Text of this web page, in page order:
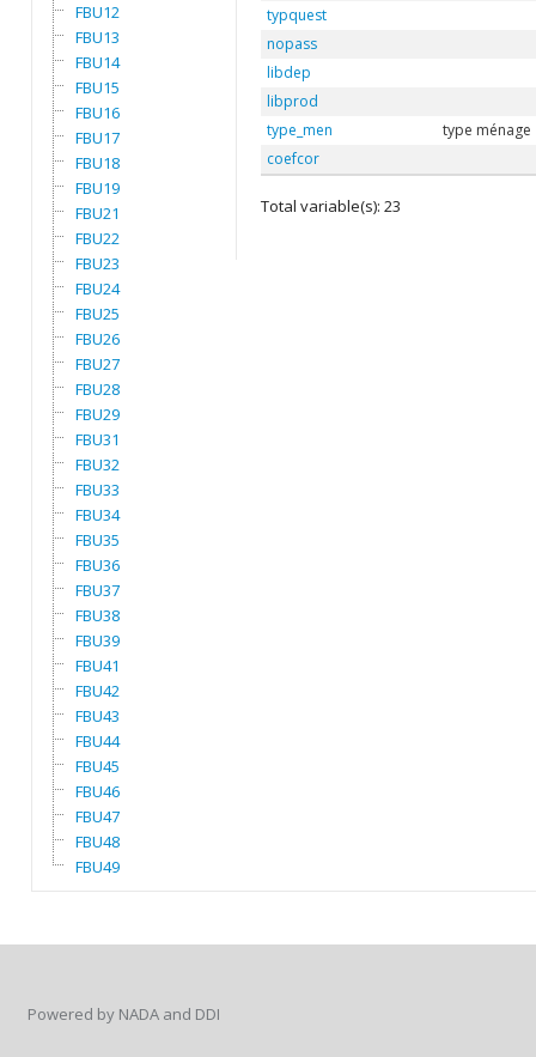
FBU12
FBU13
FBU14
FBU15
FBU16
FBU17
FBU18
FBU19
FBU21
FBU22
FBU23
FBU24
FBU25
FBU26
FBU27
FBU28
FBU29
FBU31
FBU32
FBU33
FBU34
FBU35
FBU36
FBU37
FBU38
FBU39
FBU41
FBU42
FBU43
FBU44
FBU45
FBU46
FBU47
FBU48
FBU49
typquest
nopass
libdep
libprod
type_men
type ménage
coefcor
Total variable(s): 23
Powered by NADA and DDI